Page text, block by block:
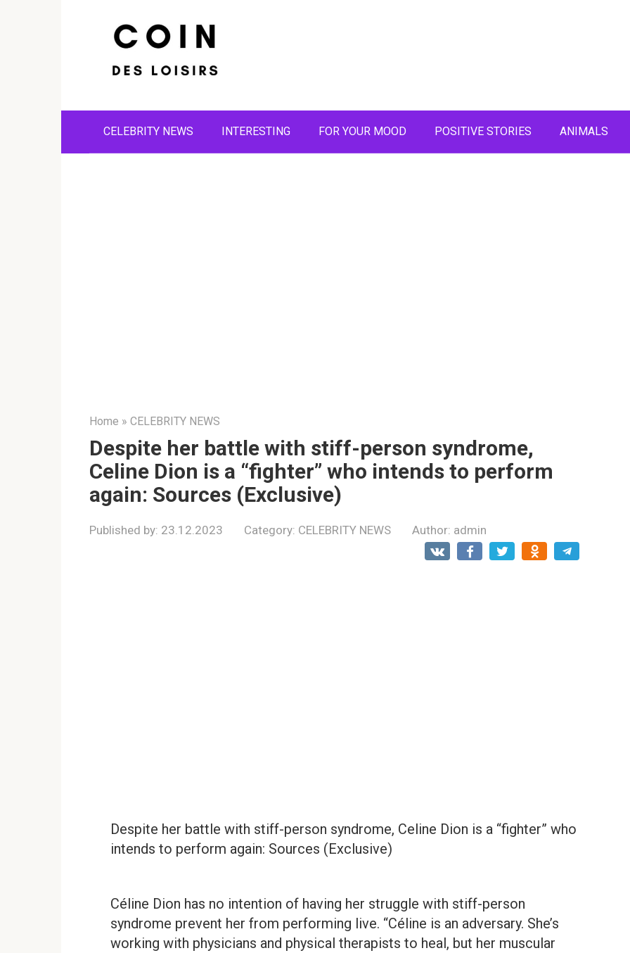
CELEBRITY NEWS INTERESTING FOR YOUR MOOD POSITIVE STORIES ANIMALS
Home » CELEBRITY NEWS
Despite her battle with stiff-person syndrome,
Celine Dion is a “fighter” who intends to perform
again: Sources (Exclusive)
Published by: 23.12.2023 Category: CELEBRITY NEWS Author: admin
Despite her battle with stiff-person syndrome, Celine Dion is a “fighter” who
intends to perform again: Sources (Exclusive)
Céline Dion has no intention of having her struggle with stiff-person
syndrome prevent her from performing live. “Céline is an adversary. She’s
working with physicians and physical therapists to heal, but her muscular